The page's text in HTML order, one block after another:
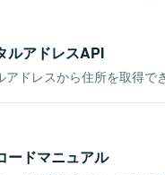
ルアドレスAPI
ドレスから住所を取得で
ードマニュアル